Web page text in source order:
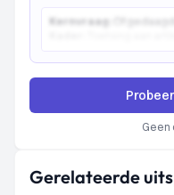
Kernvraag:
Geen
Gerelateerde